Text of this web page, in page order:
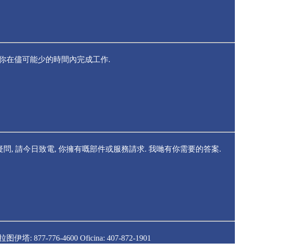
在儘可能少的時間內完成工作.
, 請今日致電, 你擁有嘅部件或服務請求. 我哋有你需要的答案.
图伊塔: 877-776-4600 Oficina: 407-872-1901